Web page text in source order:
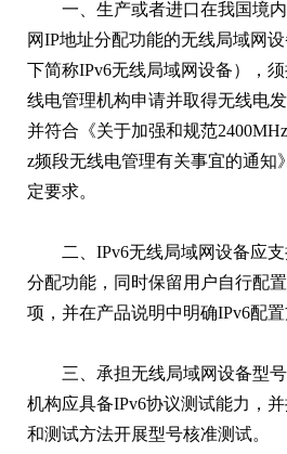
一、生产或者进口在我国境
网IP地址分配功能的无线局域网
下简称IPv6无线局域网设备），
线电管理机构申请并取得无线电
并符合《关于加强和规范
z频段无线电管理有关事宜的通知
定要求。
二、IPv6无线局域网设备应
分配功能，同时保留用户自行配
项，并在产品说明中明确IPv6配置
三、承担无线局域网设备型
机构应具备IPv6协议测试能力，
和测试方法开展型号核准测试。